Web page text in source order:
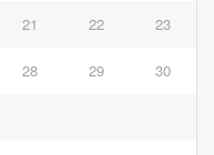
21 22 23
28 29 30